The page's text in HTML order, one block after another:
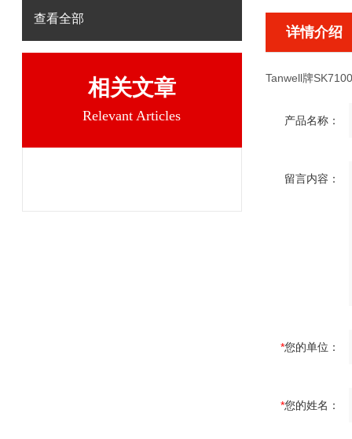
查看全部
相关文章
Relevant Articles
详情介绍
Tanwell牌
产品名称：
留言内容：
*您的单位：
*您的姓名：